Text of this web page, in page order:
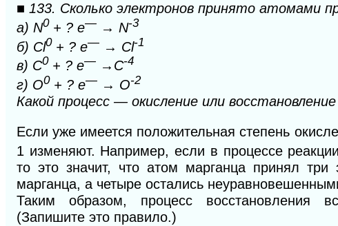
■ 133. Сколько электронов принято атомами
а) N0+ ? e— → N-3
б) Cl0+ ? e— → Cl-1
в) С0+ ? e— →С-4
г) О0+ ? e— → О-2
Какой процесс — окисление или
Если уже имеется положительная степень
1 изменяют. Например, если в процессе
то это значит, что атом марганца принял три
марганца, а четыре остались
Таким образом, процесс восстановления
(Запишите это правило.)